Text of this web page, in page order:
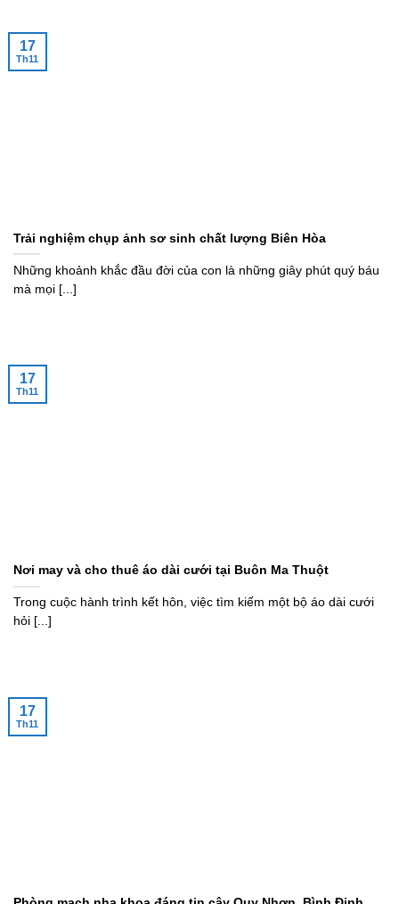
Trải nghiệm chụp ảnh sơ sinh chất lượng Biên Hòa
Những khoảnh khắc đầu đời của con là những giây phút quý báu
mà mọi [...]
17
Th11
Nơi may và cho thuê áo dài cưới tại Buôn Ma Thuột
Trong cuộc hành trình kết hôn, việc tìm kiếm một bộ áo dài cưới
hỏi [...]
17
Th11
17
Th11